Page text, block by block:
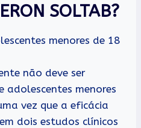
SOLTAB?
menores de 18
não deve ser
adolescentes menores
vez que a eficácia
dois estudos clínicos